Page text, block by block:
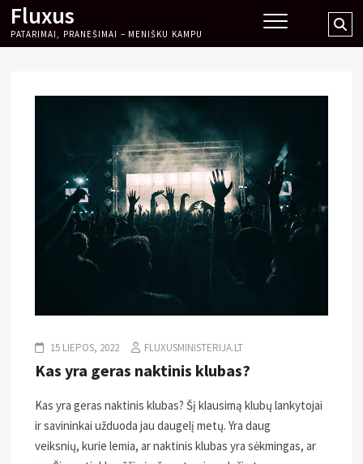
Skip
content
Fluxus
PATARIMAI, PRANEŠIMAI – MENIŠKU KAMPU
…
15 LIEPOS, 2022 FLUXUSMINISTERIJA.LT
Kas yra geras naktinis klubas?
Kas yra geras naktinis klubas? Šį klausimą klubų lankytojai
ir savininkai užduoda jau daugelį metų. Yra daug
veiksnių, kurie lemia, ar naktinis klubas yra sėkmingas, ar